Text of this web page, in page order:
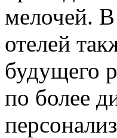
мелочей.
отелей
будущего
по более